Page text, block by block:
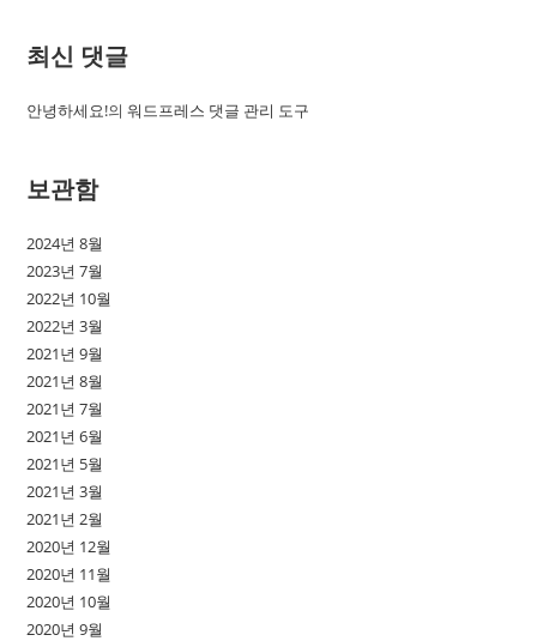
최신 댓글
안녕하세요!의워드프레스 댓글 관리 도구
보관함
2024년 8월
2023년 7월
2022년 10월
2022년 3월
2021년 9월
2021년 8월
2021년 7월
2021년 6월
2021년 5월
2021년 3월
2021년 2월
2020년 12월
2020년 11월
2020년 10월
2020년 9월